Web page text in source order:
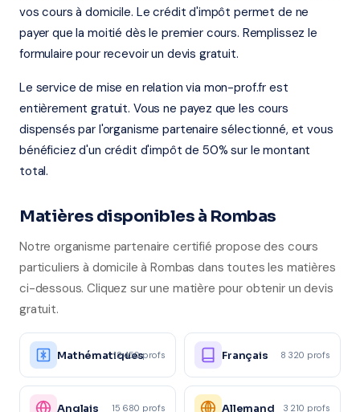
vos cours à domicile. Le crédit d'impôt permet de ne
payer que la moitié dès le premier cours. Remplissez le
formulaire pour recevoir un devis gratuit.
Le service de mise en relation via mon-prof.fr est
entièrement gratuit. Vous ne payez que les cours
dispensés par l'organisme partenaire sélectionné, et vous
bénéficiez d'un crédit d'impôt de 50% sur le montant
total.
Matières disponibles à Rombas
Notre organisme partenaire certifié propose des cours
particuliers à domicile à Rombas dans toutes les matières
ci-dessous. Cliquez sur une matière pour obtenir un devis
gratuit.
Mathématiques
12 450 profs Français 8 320 profs
Anglais 15 680 profs Allemand 3 210 profs